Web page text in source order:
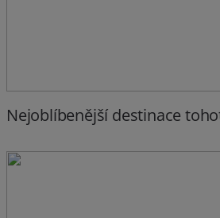
Nejoblíbenější destinace